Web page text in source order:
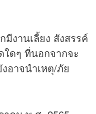
งานเลี้ยง สังสรรค์
ใดๆ ที่นอกจากจะ
อาจนำเหตุ/ภัย